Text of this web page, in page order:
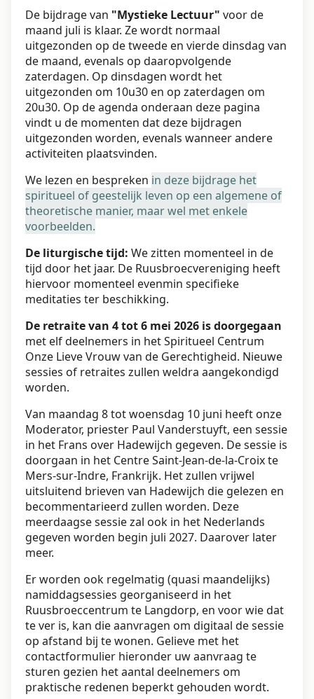
De bijdrage van "Mystieke Lectuur" voor de
maand juli is klaar. Ze wordt normaal
uitgezonden op de tweede en vierde dinsdag van
de maand, evenals op daaropvolgende
zaterdagen. Op dinsdagen wordt het
uitgezonden om 10u30 en op zaterdagen om
20u30. Op de agenda onderaan deze pagina
vindt u de momenten dat deze bijdragen
uitgezonden worden, evenals wanneer andere
activiteiten plaatsvinden.
We lezen en bespreken in deze bijdrage het
spiritueel of geestelijk leven op een algemene of
theoretische manier, maar wel met enkele
voorbeelden.
De liturgische tijd: We zitten momenteel in de
tijd door het jaar. De Ruusbroecvereniging heeft
hiervoor momenteel evenmin specifieke
meditaties ter beschikking.
De retraite van 4 tot 6 mei 2026 is doorgegaan
met elf deelnemers in het Spiritueel Centrum
Onze Lieve Vrouw van de Gerechtigheid. Nieuwe
sessies of retraites zullen weldra aangekondigd
worden.
Van maandag 8 tot woensdag 10 juni heeft onze
Moderator, priester Paul Vanderstuyft, een sessie
in het Frans over Hadewijch gegeven. De sessie is
doorgaan in het Centre Saint-Jean-de-la-Croix te
Mers-sur-Indre, Frankrijk. Het zullen vrijwel
uitsluitend brieven van Hadewijch die gelezen en
becommentarieerd zullen worden. Deze
meerdaagse sessie zal ook in het Nederlands
gegeven worden begin juli 2027. Daarover later
meer.
Er worden ook regelmatig (quasi maandelijks)
namiddagsessies georganiseerd in het
Ruusbroeccentrum te Langdorp, en voor wie dat
te ver is, kan die aanvragen om digitaal de sessie
op afstand bij te wonen. Gelieve met het
contactformulier hieronder uw aanvraag te
sturen gezien het aantal deelnemers om
praktische redenen beperkt gehouden wordt.